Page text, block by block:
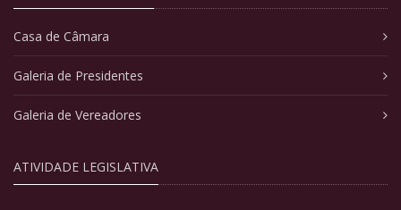
Casa de Câmara
Galeria de Presidentes
Galeria de Vereadores
ATIVIDADE LEGISLATIVA